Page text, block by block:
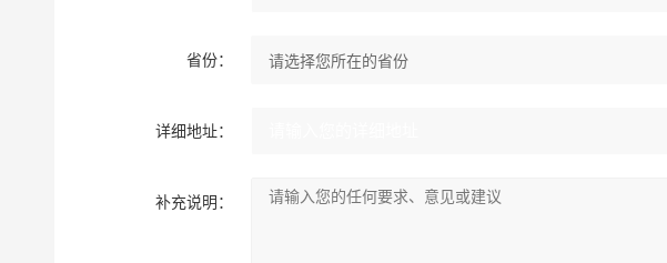
省份：
详细地址：
补充说明：